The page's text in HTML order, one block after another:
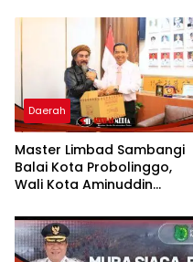
Daerah
Master Limbad Sambangi
Balai Kota Probolinggo,
Wali Kota Aminuddin
Silaturahmi